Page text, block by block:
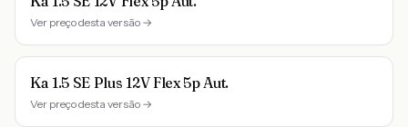
Ver preço desta versão →
Ka 1.5 SE Plus 12V Flex 5p Aut.
Ver preço desta versão →